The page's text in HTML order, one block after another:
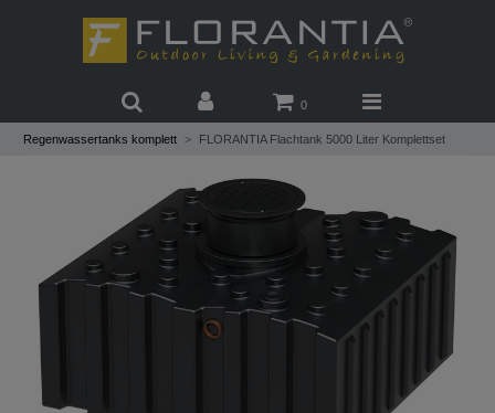
0
Regenwassertanks komplett FLORANTIA Flachtank 5000 Liter Komplettset